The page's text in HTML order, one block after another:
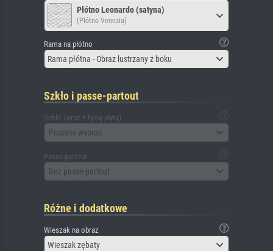
Płótno Leonardo (satyna)
(Płótno Venezia)
Rama na płótno
Rama płótna - Obraz lustrzany z boku
Szkło i passe-partout
Szkło (wraz z tylną płytą)
Prosimy wybrać
Passe-partout
Bez passe-partout
Różne i dodatkowe
Wieszak na obraz
Wieszak zębaty